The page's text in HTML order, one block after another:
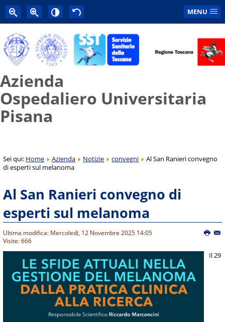
MENU
Azienda
Ospedaliero Universitaria
Pisana
Sei qui: Home Azienda Notizie convegni
Al San Ranieri convegno
di esperti sul melanoma
Al San Ranieri convegno di
esperti sul melanoma
Ultima modifica: Mercoledì, 12 Novembre 2025 14:05
Visite: 666
Il 29